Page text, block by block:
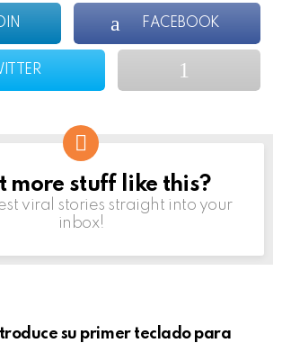
FACEBOOK
more stuff like this?
viral stories straight into your
inbox!
su primer teclado para